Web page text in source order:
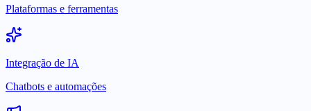
Plataformas e ferramentas
Integração de IA
Chatbots e automações